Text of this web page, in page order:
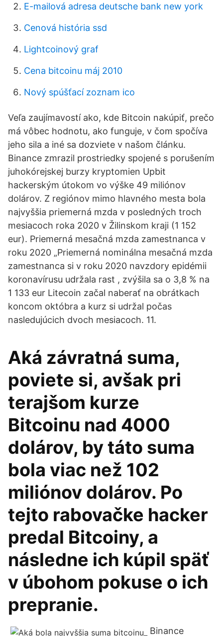
E-mailová adresa deutsche bank new york
Cenová história ssd
Lightcoinový graf
Cena bitcoinu máj 2010
Nový spúšťací zoznam ico
Veľa zaujímavostí ako, kde Bitcoin nakúpiť, prečo
má vôbec hodnotu, ako funguje, v čom spočíva
jeho sila a iné sa dozviete v našom článku.
Binance zmrazil prostriedky spojené s porušením
juhokórejskej burzy kryptomien Upbit
hackerským útokom vo výške 49 miliónov
dolárov. Z regiónov mimo hlavného mesta bola
najvyššia priemerná mzda v posledných troch
mesiacoch roka 2020 v Žilinskom kraji (1 152
eur). Priemerná mesačná mzda zamestnanca v
roku 2020 „Priemerná nominálna mesačná mzda
zamestnanca si v roku 2020 navzdory epidémii
koronavírusu udržala rast , zvýšila sa o 3,8 % na
1 133 eur Litecoin začal naberať na obrátkach
koncom októbra a kurz si udržal počas
nasledujúcich dvoch mesiacoch. 11.
Aká závratná suma,
poviete si, avšak pri
terajšom kurze
Bitcoinu nad 4000
dolárov, by táto suma
bola viac než 102
miliónov dolárov. Po
tejto rabovačke hacker
predal Bitcoiny, a
následne ich kúpil späť
v úbohom pokuse o ich
prepranie.
Binance